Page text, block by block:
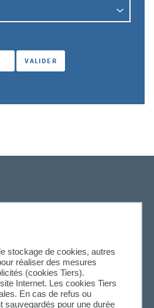
stockage de cookies, autres
réaliser des mesures
(cookies Tiers).
Internet. Les cookies Tiers
En cas de refus ou
sauvegardés pour une durée